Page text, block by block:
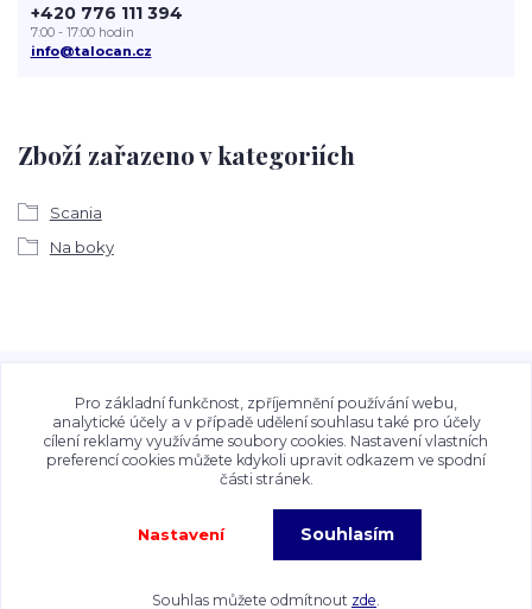
Zboží zařazeno v kategoriích
Scania
Na boky
+420 776 111 394
7:00 - 17:00 hodin
info@talocan.cz
obsah zveřejněný na stránkách Talocan.cz a
CeskeSamolepky.cz jsou chráněny autorským právem. Jejich
použití bez předchozího písemného souhlasu provozovatele
je zakázáno.
Pro základní funkčnost, zpříjemnění používání webu,
analytické účely a v případě udělení souhlasu také pro účely
cílení reklamy využíváme soubory cookies. Nastavení vlastních
preferencí cookies můžete kdykoli upravit odkazem ve spodní
části stránek.
Nastavení Souhlasím
Souhlas můžete odmítnout zde